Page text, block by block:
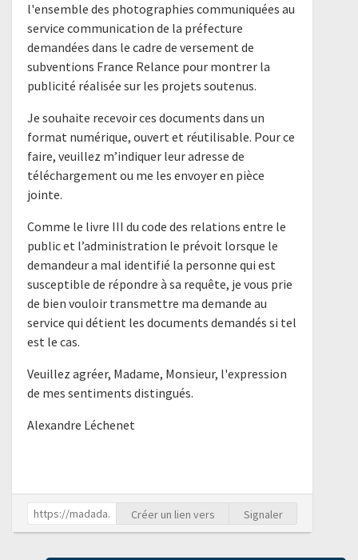
l'ensemble des photographies communiquées au
service communication de la préfecture
demandées dans le cadre de versement de
subventions France Relance pour montrer la
publicité réalisée sur les projets soutenus.
Je souhaite recevoir ces documents dans un
format numérique, ouvert et réutilisable. Pour ce
faire, veuillez m’indiquer leur adresse de
téléchargement ou me les envoyer en pièce
jointe.
Comme le livre III du code des relations entre le
public et l’administration le prévoit lorsque le
demandeur a mal identifié la personne qui est
susceptible de répondre à sa requête, je vous prie
de bien vouloir transmettre ma demande au
service qui détient les documents demandés si tel
est le cas.
Veuillez agréer, Madame, Monsieur, l'expression
de mes sentiments distingués.
Alexandre Léchenet
Créer un lien vers Signaler